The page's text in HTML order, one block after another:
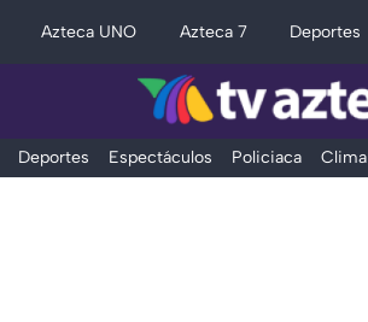
Azteca UNO Azteca 7 Deportes
Deportes Espectáculos Policiaca Clima